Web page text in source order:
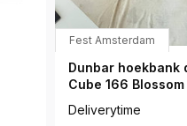
Fest Amsterdam
Dunbar hoekbank
Cube 166 Blossom
Deliverytime